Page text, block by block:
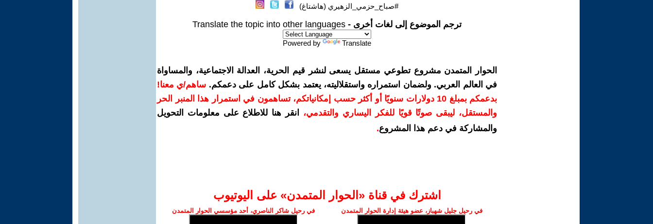
#صباح_حزمي_الزهيري (هاشتاغ)
ترجم الموضوع إلى لغات أخرى - Translate the topic into other languages
Powered by Translate
الحوار المتمدن مشروع تطوعي مستقل يسعى لنشر قيم الحرية، العدالة الاجتماعية، والمساواة
في العالم العربي. ولضمان استمراره واستقلاليته، يعتمد بشكل كامل على دعمكم. ساهم/ي معنا!
بدعمكم بمبلغ 10 دولارات سنويًا أو أكثر حسب إمكانياتكم، تساهمون في استمرار هذا المنبر الحر
والمستقل، ليبقى صوتًا قويًا للفكر اليساري والتقدمي،
انقر هنا للاطلاع على معلومات التحويل
والمشاركة في دعم هذا المشروع.
اشترك في قناة ‫«الحوار المتمدن» على اليوتيوب
في رحيل جليل شهباز، عضو هيئة إدارة الحوار المتمدن في رحيل شاكر الناصري، أحد مؤسسي الحوار المتمدن